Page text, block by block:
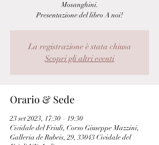
Mosanghini.
La registrazione è stata chiusa
Scopri gli altri eventi
Orario & Sede
23 set 2023, 17:30 – 19:30
Cividale del Friuli, Corso Giuseppe Mazzini,
Galleria de Rubeis, 29, 33043 Cividale del